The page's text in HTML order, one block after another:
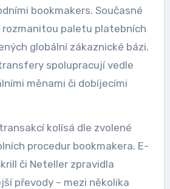
bookmakers. Současné
rozmanitou paletu platebních
globální zákaznické bázi.
spolupracují vedle
měnami či dobíjecími
kolísá dle zvolené
procedur bookmakera. E-
či Neteller zpravidla
převody – mezi několika